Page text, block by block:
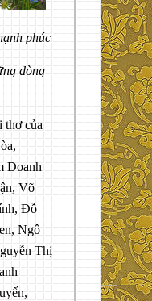
phúc
dòng
thơ của
Doanh
Võ
Đỗ
Ngô
Thị